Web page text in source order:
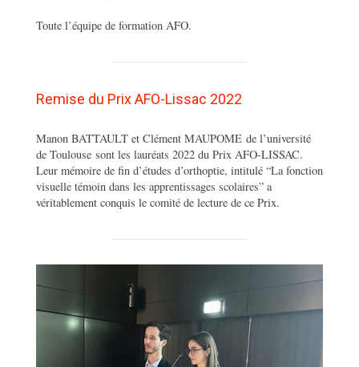
Toute l’équipe de formation AFO.
Remise du Prix AFO-Lissac 2022
Manon BATTAULT et Clément MAUPOME de l’université
de Toulouse sont les lauréats 2022 du Prix AFO-LISSAC.
Leur mémoire de fin d’études d’orthoptie, intitulé “La fonction
visuelle témoin dans les apprentissages scolaires” a
véritablement conquis le comité de lecture de ce Prix.